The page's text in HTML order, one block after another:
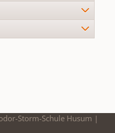
Storm-Schule Husum |